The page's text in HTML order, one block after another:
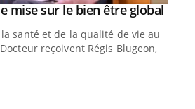
mise sur le bien être global
santé et de la qualité de vie au
reçoivent Régis Blugeon,